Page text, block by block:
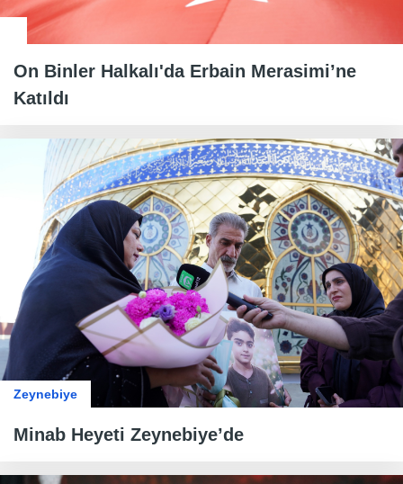
On Binler Halkalı'da Erbain Merasimi’ne
Katıldı
Zeynebiye
Minab Heyeti Zeynebiye’de